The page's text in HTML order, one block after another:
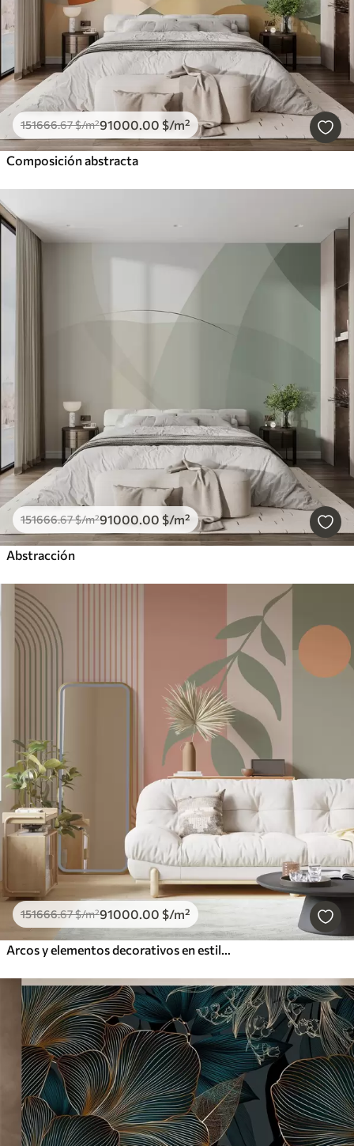
151666.67$/m²91000.00 $/m²
Composición abstracta
151666.67$/m²91000.00 $/m²
Abstracción
151666.67$/m²91000.00 $/m²
Arcos y elementos decorativos en estilo boho